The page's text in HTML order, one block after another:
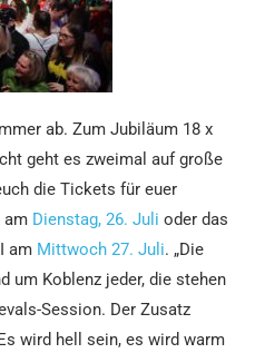
ab. Zum Jubiläum 18 x
geht es zweimal auf große
die Tickets für euer
am Dienstag, 26. Juli oder das
am Mittwoch 27. Juli. „Die
um Koblenz jeder, die stehen
Session. Der Zusatz
wird hell sein, es wird warm